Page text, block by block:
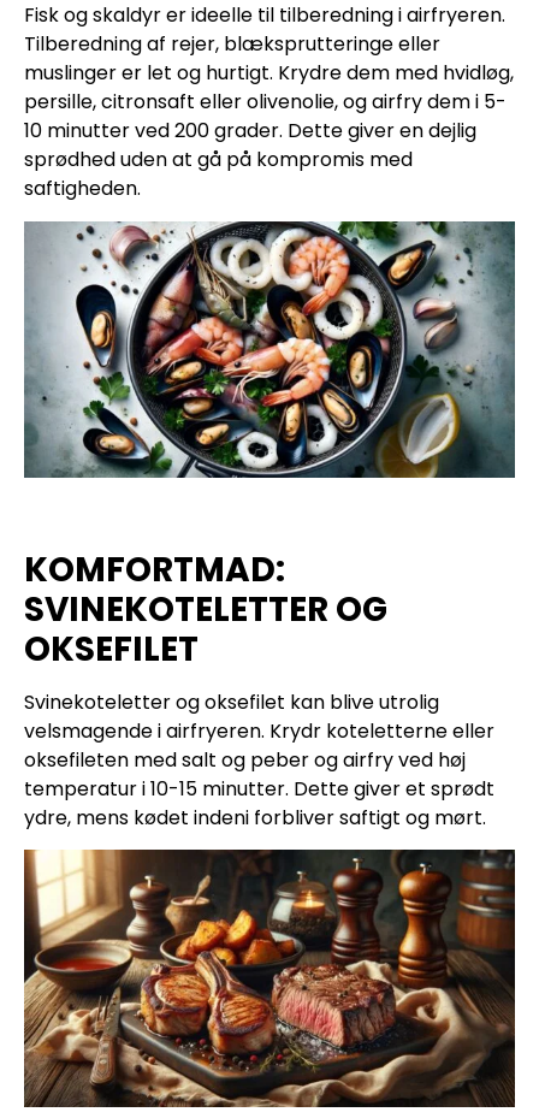
Fisk og skaldyr er ideelle til tilberedning i airfryeren.
Tilberedning af rejer, blæksprutteringe eller
muslinger er let og hurtigt. Krydre dem med hvidløg,
persille, citronsaft eller olivenolie, og airfry dem i 5-
10 minutter ved 200 grader. Dette giver en dejlig
sprødhed uden at gå på kompromis med
saftigheden.
KOMFORTMAD:
SVINEKOTELETTER OG
OKSEFILET
Svinekoteletter og oksefilet kan blive utrolig
velsmagende i airfryeren. Krydr koteletterne eller
oksefileten med salt og peber og airfry ved høj
temperatur i 10-15 minutter. Dette giver et sprødt
ydre, mens kødet indeni forbliver saftigt og mørt.